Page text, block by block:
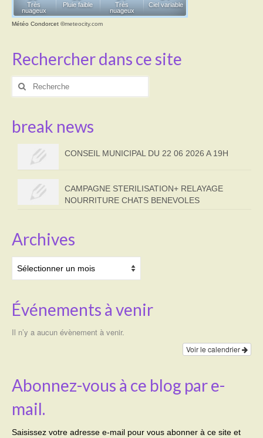
Météo Condorcet ©meteocity.com
Rechercher dans ce site
Rechercher
break news
CONSEIL MUNICIPAL DU 22 06 2026 A 19H
CAMPAGNE STERILISATION+ RELAYAGE
NOURRITURE CHATS BENEVOLES
Archives
Événements à venir
Il n’y a aucun évènement à venir.
Voir le calendrier
Abonnez-vous à ce blog par e-
mail.
Saisissez votre adresse e-mail pour vous abonner à ce site et